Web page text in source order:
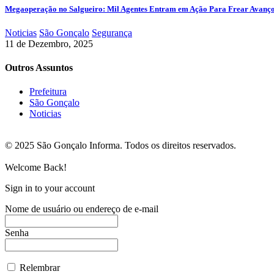
Megaoperação no Salgueiro: Mil Agentes Entram em Ação Para Frear
Noticias São Gonçalo Segurança
11 de Dezembro, 2025
Outros Assuntos
Prefeitura
São Gonçalo
Noticias
© 2025 São Gonçalo Informa. Todos os direitos reservados.
Welcome Back!
Sign in to your account
Nome de usuário ou endereço de e-mail
Senha
Relembrar